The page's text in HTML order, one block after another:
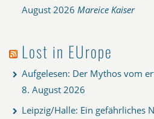
August 2026 Mareice Kaiser
Lost in EUrope
Aufgelesen: Der Mythos vom
8. August 2026
Leipzig/Halle: Ein gefährliches